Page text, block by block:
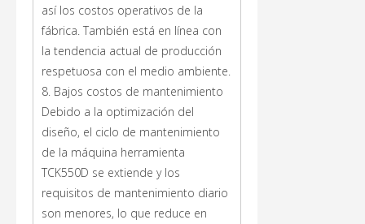
así los costos operativos de la
fábrica. También está en línea con
la tendencia actual de producción
respetuosa con el medio ambiente.
8. Bajos costos de mantenimiento
Debido a la optimización del
diseño, el ciclo de mantenimiento
de la máquina herramienta
TCK550D se extiende y los
requisitos de mantenimiento diario
son menores, lo que reduce en